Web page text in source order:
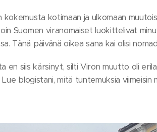
kokemusta kotimaan ja ulkomaan
Suomen viranomaiset luokittelivat
Tänä päivänä oikea sana kai olisi
en siis kärsinyt, silti Viron muutto oli
blogistani, mitä tuntemuksia viimeisin